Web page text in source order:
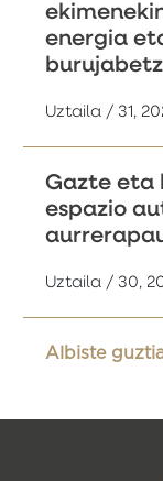
energia
Uztaila / 31,
Gazte eta
espazio
Uztaila / 30,
Albiste